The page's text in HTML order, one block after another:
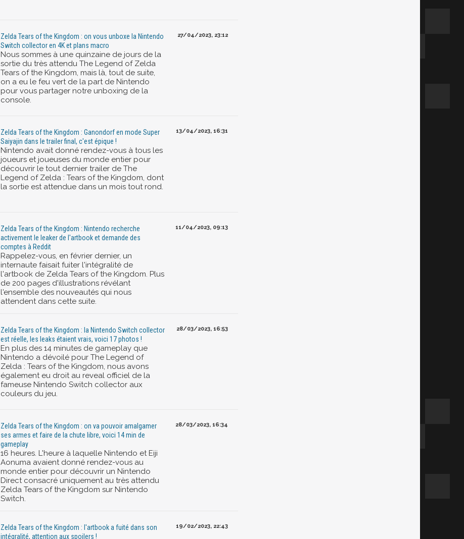
Zelda Tears of the Kingdom : on vous unboxe la Nintendo
Switch collector en 4K et plans macro
Nous sommes à une quinzaine de jours de la
sortie du très attendu The Legend of Zelda
Tears of the Kingdom, mais là, tout de suite,
on a eu le feu vert de la part de Nintendo
pour vous partager notre unboxing de la
console.
27/04/2023, 23:12
Zelda Tears of the Kingdom : Ganondorf en mode Super
Saiyajin dans le trailer final, c'est épique !
Nintendo avait donné rendez-vous à tous les
joueurs et joueuses du monde entier pour
découvrir le tout dernier trailer de The
Legend of Zelda : Tears of the Kingdom, dont
la sortie est attendue dans un mois tout rond.
13/04/2023, 16:31
Zelda Tears of the Kingdom : Nintendo recherche
activement le leaker de l'artbook et demande des
comptes à Reddit
Rappelez-vous, en février dernier, un
internaute faisait fuiter l'intégralité de
l'artbook de Zelda Tears of the Kingdom. Plus
de 200 pages d'illustrations révélant
l'ensemble des nouveautés qui nous
attendent dans cette suite.
11/04/2023, 09:13
Zelda Tears of the Kingdom : la Nintendo Switch collector
est réelle, les leaks étaient vrais, voici 17 photos !
En plus des 14 minutes de gameplay que
Nintendo a dévoilé pour The Legend of
Zelda : Tears of the Kingdom, nous avons
également eu droit au reveal officiel de la
fameuse Nintendo Switch collector aux
couleurs du jeu.
28/03/2023, 16:53
Zelda Tears of the Kingdom : on va pouvoir amalgamer
ses armes et faire de la chute libre, voici 14 min de
gameplay
16 heures. L'heure à laquelle Nintendo et Eiji
Aonuma avaient donné rendez-vous au
monde entier pour découvrir un Nintendo
Direct consacré uniquement au très attendu
Zelda Tears of the Kingdom sur Nintendo
Switch.
28/03/2023, 16:34
Zelda Tears of the Kingdom : l'artbook a fuité dans son
intégralité, attention aux spoilers !
19/02/2023, 22:43